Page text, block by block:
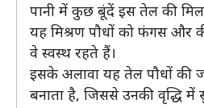
पानी में कुछ बूंदें इस तेल की
यह मिश्रण पौधों को फंगस और
वे स्वस्थ रहते हैं।
इसके अलावा यह तेल पौधों की
बनाता है, जिससे उनकी वृद्धि में